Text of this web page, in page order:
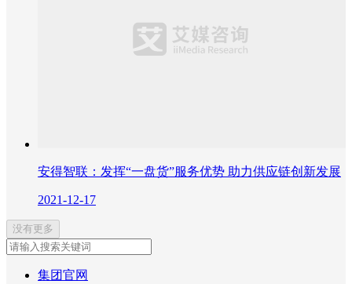
安得智联：发挥“一盘货”服务优势 助力供应链创新发展
2021-12-17
没有更多
集团官网